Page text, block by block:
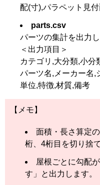
配(寸),パラペット見
parts.csv
パーツの集計を出力し
＜出力項目＞
カテゴリ,大分類,小分
パーツ名,メーカー名,
単位,特徴,材質,備考
【メモ】
面積・長さ算定
桁、4桁目を切り捨
屋根ごとに勾配
す」と出力します。